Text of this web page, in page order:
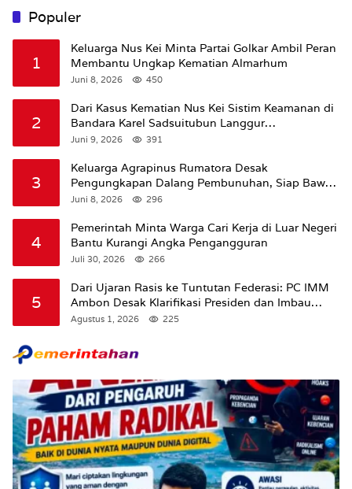
Populer
1
Keluarga Nus Kei Minta Partai Golkar Ambil Peran
Membantu Ungkap Kematian Almarhum
Juni 8, 2026 450
2
Dari Kasus Kematian Nus Kei Sistim Keamanan di
Bandara Karel Sadsuitubun Langgur
Dipertanyakan
Juni 9, 2026 391
3
Keluarga Agrapinus Rumatora Desak
Pengungkapan Dalang Pembunuhan, Siap Bawa
Kasus ke Komisi III DPR RI
Juni 8, 2026 296
4
Pemerintah Minta Warga Cari Kerja di Luar Negeri
Bantu Kurangi Angka Pengangguran
Juli 30, 2026 266
5
Dari Ujaran Rasis ke Tuntutan Federasi: PC IMM
Ambon Desak Klarifikasi Presiden dan Imbau
Tunda Pengibaran Bendera Merah Putih Di
Agustus 1, 2026 225